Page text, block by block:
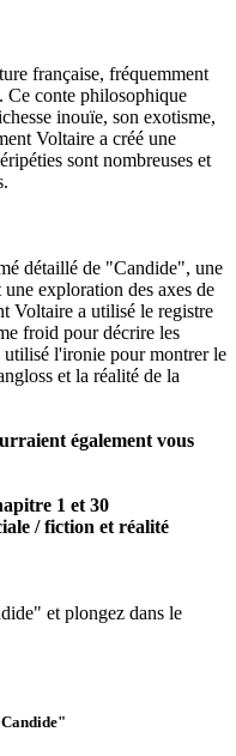
française, fréquemment
Ce conte philosophique
inouïe, son exotisme,
Voltaire a créé une
sont nombreuses et
détaillé de "Candide", une
exploration des axes de
Voltaire a utilisé le registre
froid pour décrire les
utilisé l'ironie pour montrer le
et la réalité de la
également vous
1 et 30
/ fiction et réalité
et plongez dans le